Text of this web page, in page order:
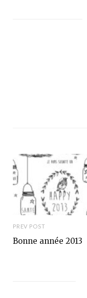
PREV POST
Bonne année 2013